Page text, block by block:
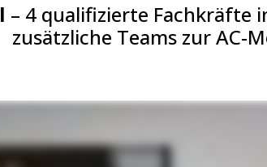
– 4 qualifizierte Fachkräfte
zusätzliche Teams zur AC-